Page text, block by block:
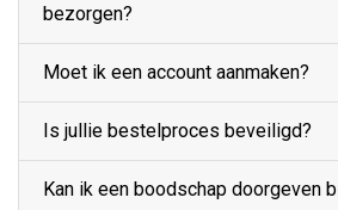
bezorgen?
Moet ik een account aanmaken?
Is jullie bestelproces beveiligd?
Kan ik een boodschap doorgeven